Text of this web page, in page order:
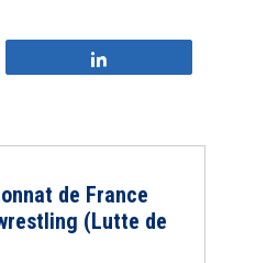
de France
(Lutte de